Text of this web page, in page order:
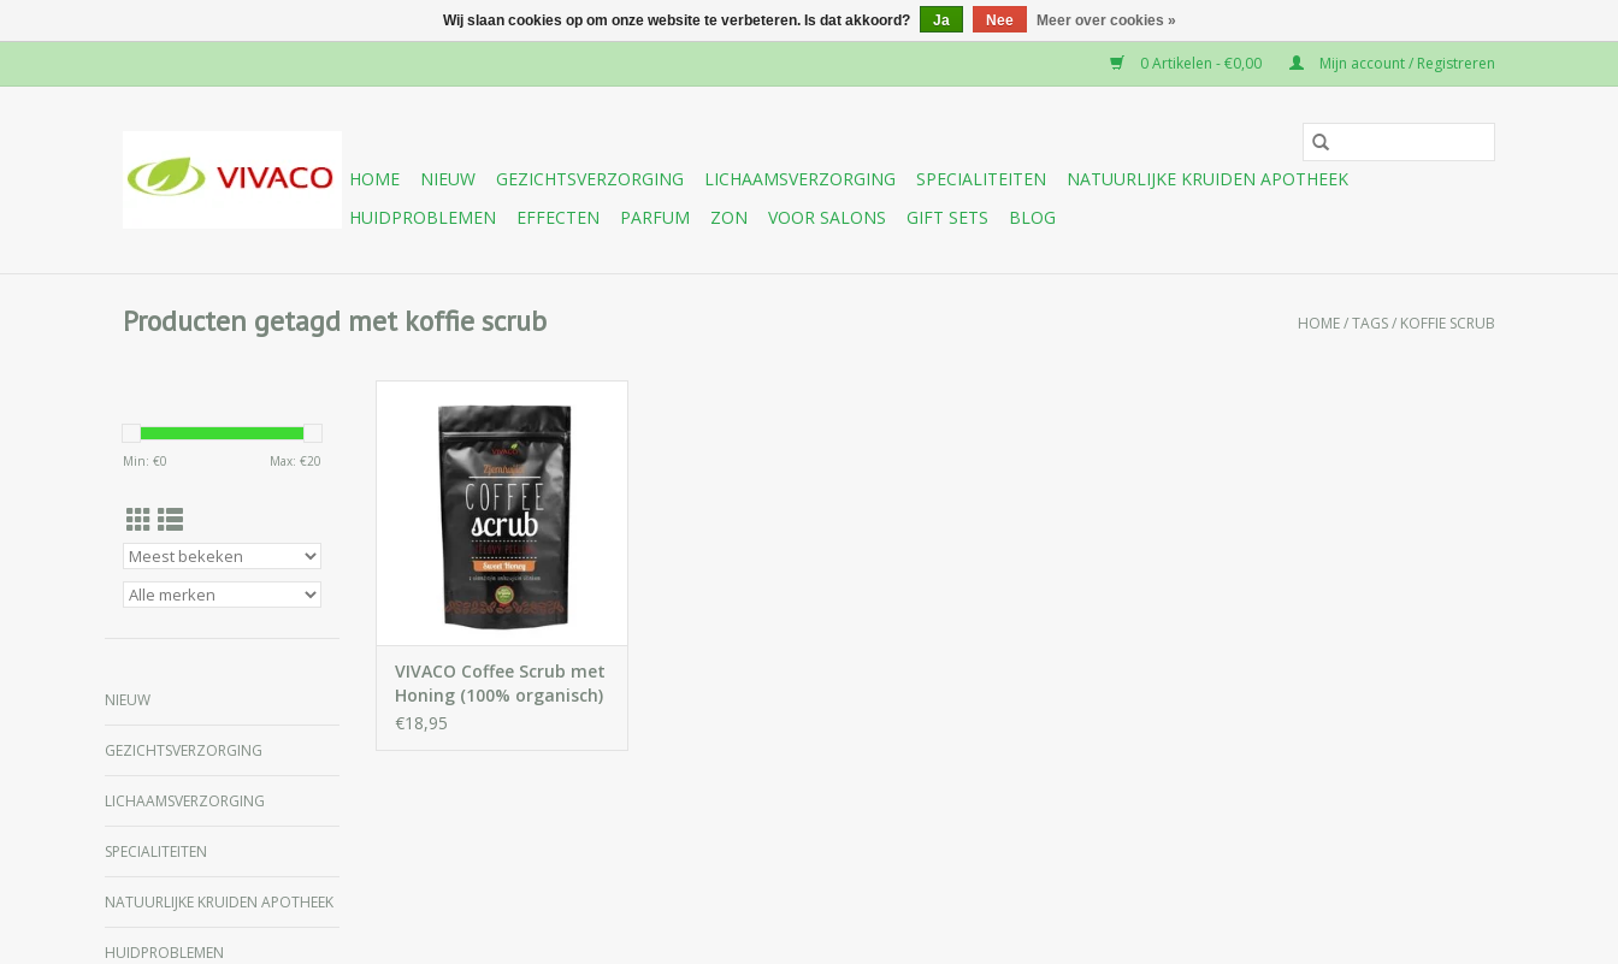
0 Artikelen - €0,00 Mijn account / Registreren
HOME NIEUW GEZICHTSVERZORGING LICHAAMSVERZORGING SPECIALITEITEN
NATUURLIJKE KRUIDEN APOTHEEK
HUIDPROBLEMEN
EFFECTEN PARFUM ZON VOOR SALONS GIFT SETS BLOG
Producten getagd met koffie scrub HOME/TAGS/ KOFFIE SCRUB
Min: €0 Max: €20
NIEUW
GEZICHTSVERZORGING
LICHAAMSVERZORGING
SPECIALITEITEN
NATUURLIJKE KRUIDEN APOTHEEK
HUIDPROBLEMEN
Peeling met Honing verwijdert
dode huidcellen, stimuleert de
bloedsomloop en reinigt de
poriën. Het verzacht, hydrateert
en regenereert de huid en helpt
bij het verminderen van
huidimperfecties zoals cellulitis,
striae, eczeem,
VIVACO Coffee Scrub met
Honing (100% organisch)
€18,95
Wij slaan cookies op om onze website te verbeteren. Is dat akkoord? Ja Nee Meer over cookies »